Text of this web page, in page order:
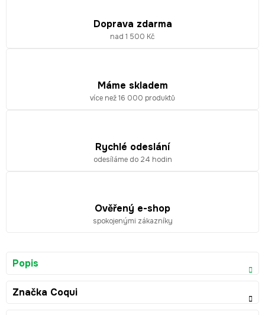
Doprava zdarma
nad 1 500 Kč
Máme skladem
více než 16 000 produktů
Rychlé odeslání
odesíláme do 24 hodin
Ověřený e-shop
spokojenými zákazníky
Popis
Značka Coqui